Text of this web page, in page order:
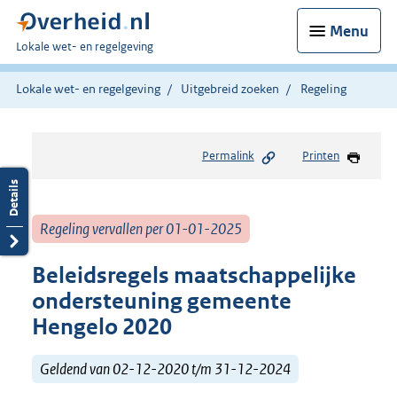
Menu
U
bent
hier:
Lokale wet- en regelgeving
Lokale wet- en regelgeving Uitgebreid zoeken Regeling
Permalink Printen
Regeling vervallen per 01-01-2025
Beleidsregels maatschappelijke
ondersteuning gemeente
Hengelo 2020
Geldend van 02-12-2020 t/m 31-12-2024